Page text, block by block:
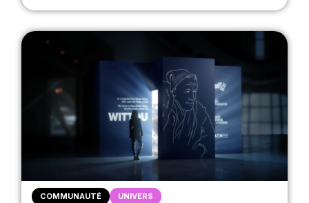
COMMUNAUTÉ UNIVERS